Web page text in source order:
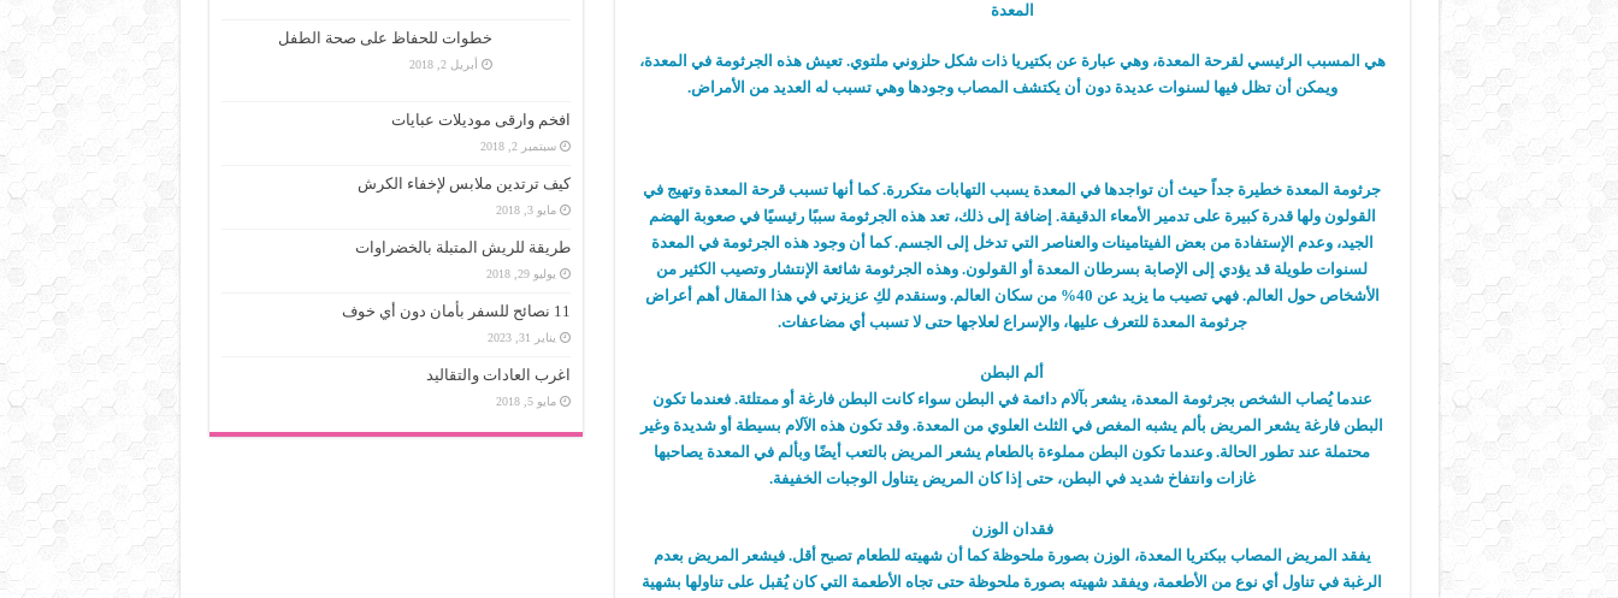
المعدة
هي المسبب الرئيسي لقرحة المعدة، وهي عبارة عن بكتيريا ذات شكل حلزوني ملتوي. تعيش هذه الجرثومة في المعدة،
ويمكن أن تظل فيها لسنوات عديدة دون أن يكتشف المصاب وجودها وهي تسبب له العديد من الأمراض.
جرثومة المعدة خطيرة جداً حيث أن تواجدها في المعدة يسبب التهابات متكررة. كما أنها تسبب قرحة المعدة وتهيج في
القولون ولها قدرة كبيرة على تدمير الأمعاء الدقيقة. إضافة إلى ذلك، تعد هذه الجرثومة سببًا رئيسيًا في صعوبة الهضم
الجيد، وعدم الإستفادة من بعض الفيتامينات والعناصر التي تدخل إلى الجسم. كما أن وجود هذه الجرثومة في المعدة
لسنوات طويلة قد يؤدي إلى الإصابة بسرطان المعدة أو القولون. وهذه الجرثومة شائعة الإنتشار وتصيب الكثير من
الأشخاص حول العالم. فهي تصيب ما يزيد عن 40% من سكان العالم. وسنقدم لكِ عزيزتي في هذا المقال أهم أعراض
جرثومة المعدة للتعرف عليها، والإسراع لعلاجها حتى لا تسبب أي مضاعفات.
ألم البطن
عندما يُصاب الشخص بجرثومة المعدة، يشعر بآلام دائمة في البطن سواء كانت البطن فارغة أو ممتلئة. فعندما تكون
البطن فارغة يشعر المريض بألم يشبه المغص في الثلث العلوي من المعدة. وقد تكون هذه الآلام بسيطة أو شديدة وغير
محتملة عند تطور الحالة. وعندما تكون البطن مملوءة بالطعام يشعر المريض بالتعب أيضًا وبألم في المعدة يصاحبها
غازات وانتفاخ شديد في البطن، حتى إذا كان المريض يتناول الوجبات الخفيفة.
فقدان الوزن
يفقد المريض المصاب ببكتريا المعدة، الوزن بصورة ملحوظة كما أن شهيته للطعام تصبح أقل. فيشعر المريض بعدم
الرغبة في تناول أي نوع من الأطعمة، ويفقد شهيته بصورة ملحوظة حتى تجاه الأطعمة التي كان يُقبل على تناولها بشهية
خطوات للحفاظ على صحة الطفل
أبريل 2, 2018
افخم وارقى موديلات عبايات
سبتمبر 2, 2018
كيف ترتدين ملابس لإخفاء الكرش
مايو 3, 2018
طريقة للريش المتبلة بالخضراوات
يوليو 29, 2018
11 نصائح للسفر بأمان دون أي خوف
يناير 31, 2023
اغرب العادات والتقاليد
مايو 5, 2018